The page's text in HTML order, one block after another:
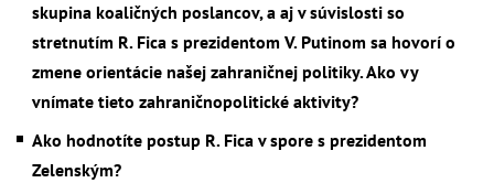
skupina koaličných poslancov, a aj v súvislosti so
stretnutím R. Fica s prezidentom V. Putinom sa hovorí o
zmene orientácie našej zahraničnej politiky. Ako vy
vnímate tieto zahraničnopolitické aktivity?
Ako hodnotíte postup R. Fica v spore s prezidentom
Zelenským?